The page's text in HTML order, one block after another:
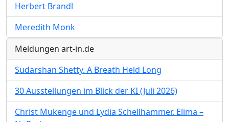
Herbert Brandl
Meredith Monk
Meldungen art-in.de
Sudarshan Shetty. A Breath Held Long
30 Ausstellungen im Blick der KI (Juli 2026)
Christ Mukenge und Lydia Schellhammer. Elima –